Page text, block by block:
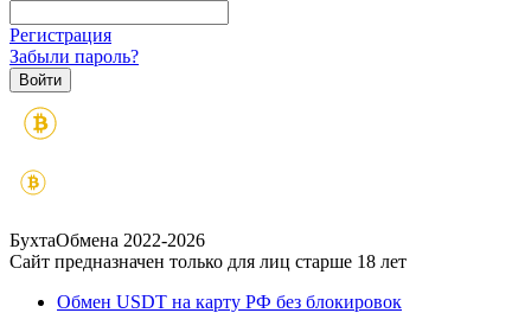
Регистрация
Забыли пароль?
БухтаОбмена 2022-2026
Сайт предназначен только для лиц старше 18 лет
Обмен USDT на карту РФ без блокировок